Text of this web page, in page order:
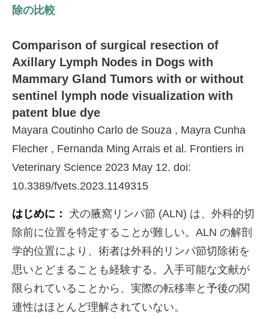
除の比較
Comparison of surgical resection of
Axillary Lymph Nodes in Dogs with
Mammary Gland Tumors with or without
sentinel lymph node visualization with
patent blue dye
Mayara Coutinho Carlo de Souza , Mayra Cunha
Flecher , Fernanda Ming Arrais et al. Frontiers in
Veterinary Science 2023 May 12. doi:
10.3389/fvets.2023.1149315
はじめに：
犬の腋窩リンパ節 (ALN) は、外科的切
除前に位置を特定することが難しい。ALN の解剖
学的位置により、術者は外科的リンパ節切除術を
思いとどまることも経験する。入手可能な文献が
限られていることから、実際の転移率と予後の関
連性はほとんど理解されていない。